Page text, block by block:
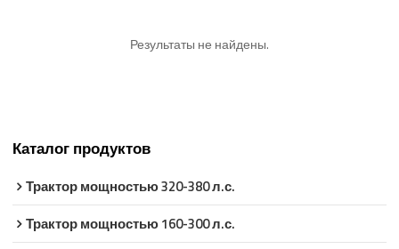
Результаты не найдены.
Каталог продуктов
Трактор мощностью 320-380 л.с.
Трактор мощностью 160-300 л.с.